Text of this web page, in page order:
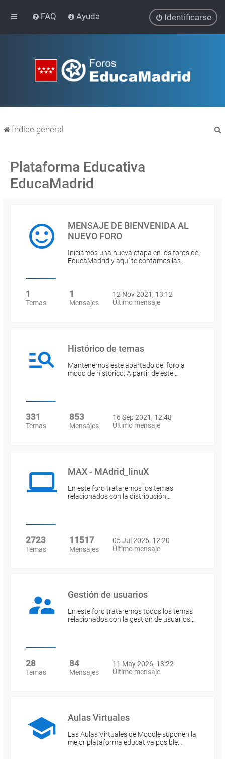
FAQ Ayuda Identificarse
Índice general
Plataforma Educativa
EducaMadrid
MENSAJE DE BIENVENIDA AL
NUEVO FORO
Iniciamos una nueva etapa en los foros de
EducaMadrid y aquí te contamos las…
1
Temas
1
Mensajes
12 Nov 2021, 13:12
Último mensaje
Histórico de temas
Mantenemos este apartado del foro a
modo de histórico. A partir de este…
331
Temas
853
Mensajes
16 Sep 2021, 12:48
Último mensaje
MAX - MAdrid_linuX
En este foro trataremos los temas
relacionados con la distribución…
2723
Temas
11517
Mensajes
05 Jul 2026, 12:20
Último mensaje
Gestión de usuarios
En este foro trataremos todos los temas
relacionados con la gestión de usuarios…
28
Temas
84
Mensajes
11 May 2026, 13:22
Último mensaje
Aulas Virtuales
Las Aulas Virtuales de Moodle suponen la
mejor plataforma educativa posible…